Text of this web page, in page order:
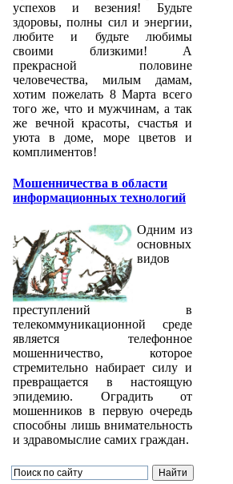
успехов и везения! Будьте
здоровы, полны сил и энергии,
любите и будьте любимы
своими близкими! А
прекрасной половине
человечества, милым дамам,
хотим пожелать 8 Марта всего
того же, что и мужчинам, а так
же вечной красоты, счастья и
уюта в доме, море цветов и
комплиментов!
Мошенничества в области
информационных технологий
Одним из
основных
видов
преступлений в
телекоммуникационной среде
является телефонное
мошенничество, которое
стремительно набирает силу и
превращается в настоящую
эпидемию. Оградить от
мошенников в первую очередь
способны лишь внимательность
и здравомыслие самих граждан.